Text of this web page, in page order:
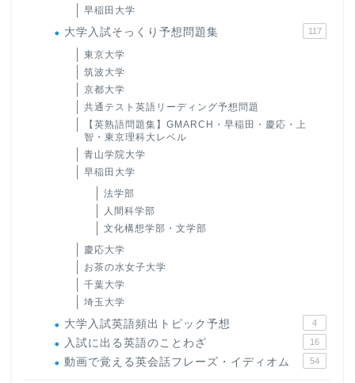
早稲田大学
大学入試そっくり予想問題集 117
東京大学
筑波大学
京都大学
共通テスト英語リーディング予想問題
【英熟語問題集】GMARCH・早稲田・慶応・上
智・東京理科大レベル
青山学院大学
早稲田大学
法学部
人間科学部
文化構想学部・文学部
慶応大学
お茶の水女子大学
千葉大学
埼玉大学
大学入試英語頻出トピック予想 4
入試に出る英語のことわざ 16
動画で覚える英会話フレーズ・イディオム 54